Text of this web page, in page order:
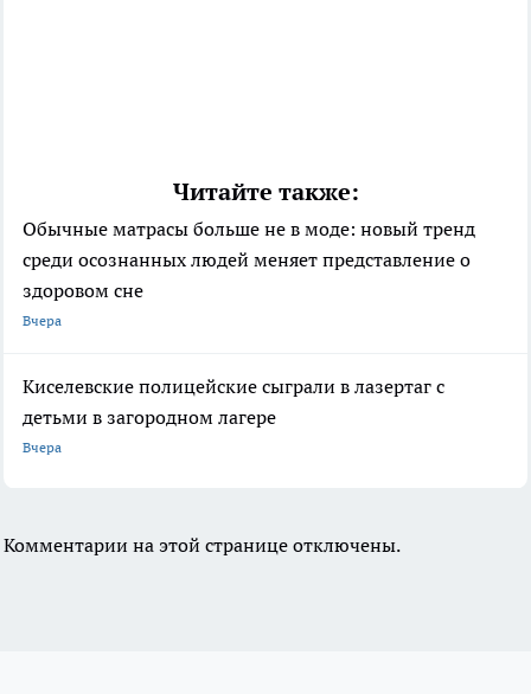
Читайте также:
Обычные матрасы больше не в моде: новый тренд
среди осознанных людей меняет представление о
здоровом сне
Вчера
Киселевские полицейские сыграли в лазертаг с
детьми в загородном лагере
Вчера
Комментарии на этой странице отключены.